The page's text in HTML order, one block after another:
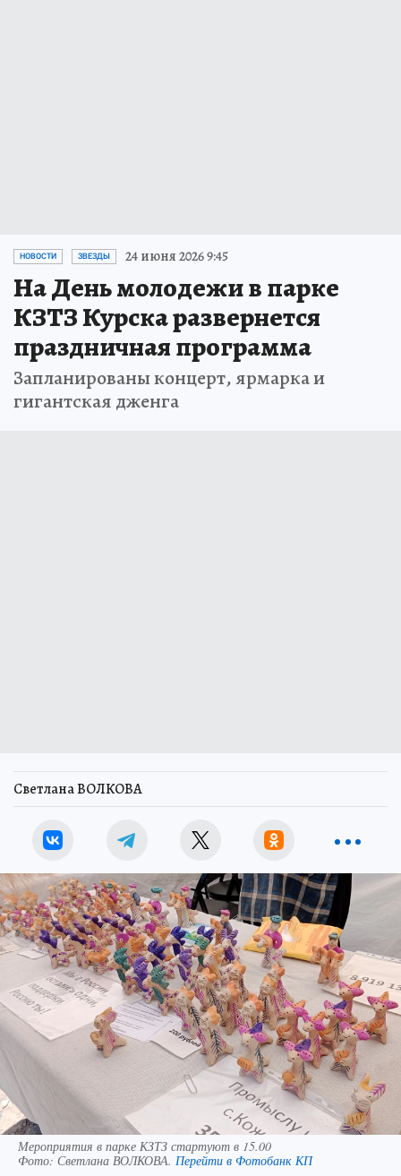
НОВОСТИ ЗВЕЗДЫ 24 июня 2026 9:45
На День молодежи в парке
КЗТЗ Курска развернется
праздничная программа
Запланированы концерт, ярмарка и
гигантская дженга
Светлана ВОЛКОВА
Мероприятия в парке КЗТЗ стартуют в 15.00
Фото: Светлана ВОЛКОВА. Перейти в Фотобанк КП